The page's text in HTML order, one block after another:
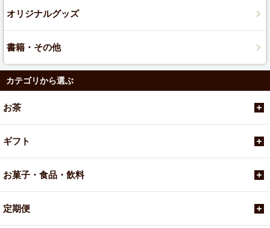
オリジナルグッズ
書籍・その他
カテゴリから選ぶ
お茶
ギフト
お菓子・食品・飲料
定期便